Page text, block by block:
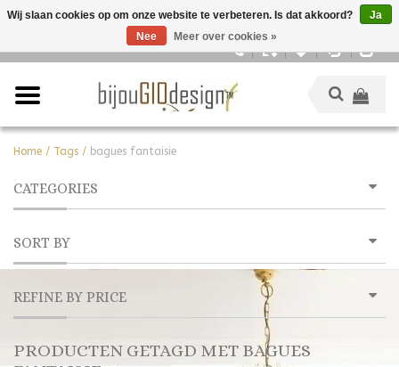
Home / Tags / bagues fantaisie
CATEGORIES
SORT BY
REFINE BY PRICE
PRODUCTEN GETAGD MET BAGUES
Wij slaan cookies op om onze website te verbeteren. Is dat akkoord?
Ja
Nee
Meer over cookies »